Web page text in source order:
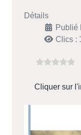
Détails
Publié
Clics :
Cliquer sur